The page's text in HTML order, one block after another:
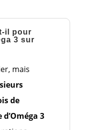
il pour
3 sur
mais
de
3